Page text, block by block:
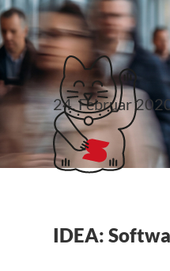
IDEA
24. Februar
IDEA: